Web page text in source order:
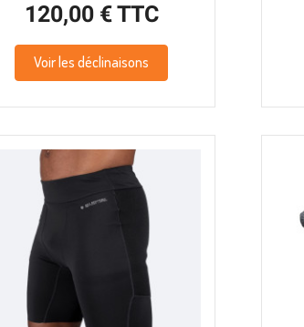
120,00 € TTC
Voir les déclinaisons